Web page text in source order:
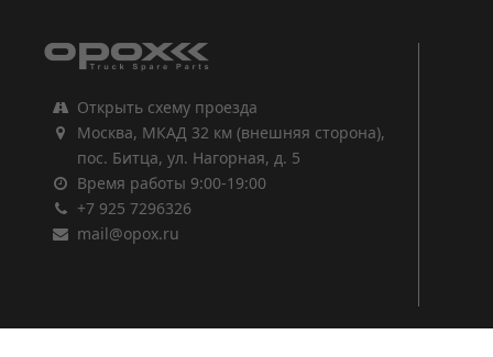
Открыть схему проезда
Москва, МКАД 32 км (внешняя сторона),
пос. Битца, ул. Нагорная, д. 5
Время работы 9:00-19:00
+7 925 7296326
mail@opox.ru